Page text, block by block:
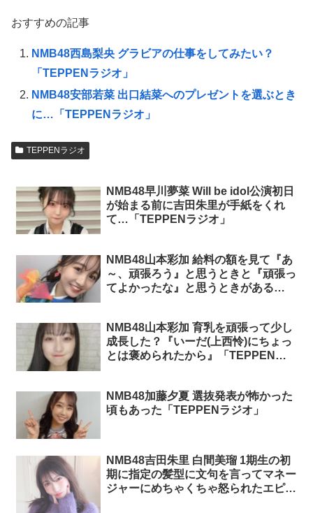
おすすめの記事
NMB48西島梨央 グラビアの仕事をしてみたい？
「TEPPENラジオ」
NMB48安部若菜 出口結菜へのプレゼントを選ぶとき
に…「TEPPENラジオ」
TEPPENラジオ
NMB48早川夢菜 Will be idol公演初日
が始まる前に吉田朱里が手紙をくれ
て…「TEPPENラジオ」
NMB48山本彩加 給料の額を見て『あ
～、頑張ろう』と思うときと『頑張っ
てよかったな』と思うときがある
NMB48山本彩加 育乳を頑張って少し
成長した？『いーだ(上西怜)にちょっ
とは褒められたから』「TEPPENラ
NMB48加藤夕夏 選抜発表が怖かった
頃もあった「TEPPENラジオ」
NMB48吉田朱里 白間美瑠 1期生の初
期に指定の髪型に文句を言ってマネー
ジャーにめちゃくちゃ怒られたエピソ